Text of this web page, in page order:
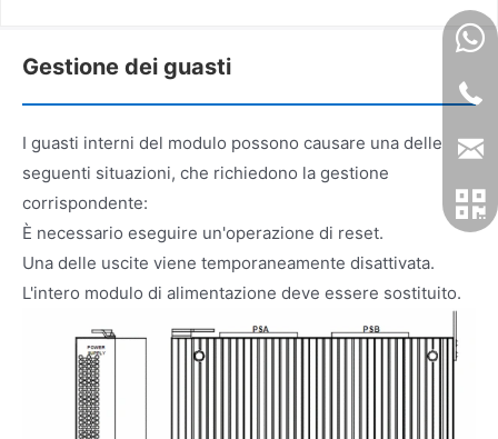
Gestione dei guasti
I guasti interni del modulo possono causare una delle
seguenti situazioni, che richiedono la gestione
corrispondente:
È necessario eseguire un'operazione di reset.
Una delle uscite viene temporaneamente disattivata.
L'intero modulo di alimentazione deve essere sostituito.